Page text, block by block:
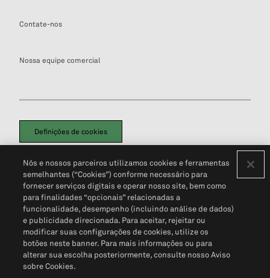
Contate-nos
Nossa equipe comercial
Definições de cookies
Política de PrivacidadePortal de privacidade do cliente (em inglês)
Não Venda Minhas Informações Pessoais© 2026 S&P Global
Nós e nossos parceiros utilizamos cookies e ferramentas
semelhantes (“Cookies”) conforme necessário para
fornecer serviços digitais e operar nosso site, bem como
para finalidades “opcionais” relacionadas a
funcionalidade, desempenho (incluindo análise de dados)
e publicidade direcionada. Para aceitar, rejeitar ou
modificar suas configurações de cookies, utilize os
botões neste banner. Para mais informações ou para
alterar sua escolha posteriormente, consulte nosso Aviso
sobre Cookies.